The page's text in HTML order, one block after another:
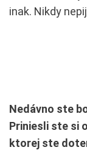
inak. Nikdy
Nedávno ste
Priniesli ste si
ktorej ste